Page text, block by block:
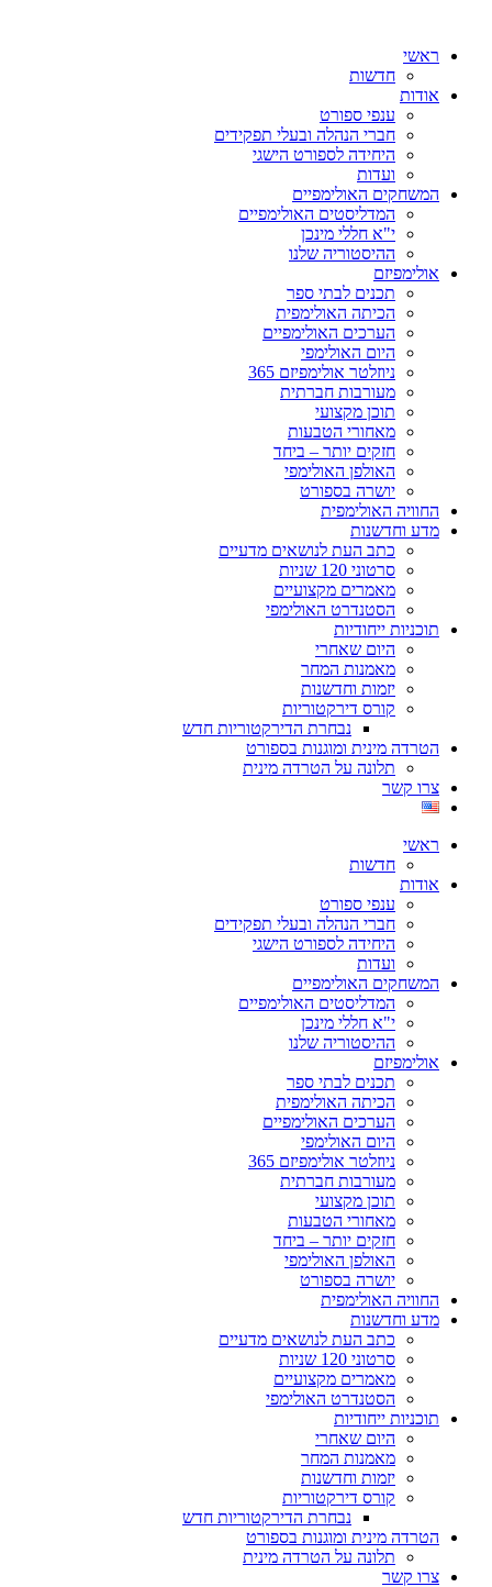
ראשי
חדשות
אודות
ענפי ספורט
חברי הנהלה ובעלי תפקידים
היחידה לספורט הישגי
ועדות
המשחקים האולימפיים
המדליסטים האולימפיים
י"א חללי מינכן
ההיסטוריה שלנו
אולימפיזם
תכנים לבתי ספר
הכיתה האולימפית
הערכים האולימפיים
היום האולימפי
ניוזלטר אולימפיזם 365
מעורבות חברתית
תוכן מקצועי
מאחורי הטבעות
חזקים יותר – ביחד
האולפן האולימפי
יושרה בספורט
החוויה האולימפית
מדע וחדשנות
כתב העת לנושאים מדעיים
סרטוני 120 שניות
מאמרים מקצועיים
הסטנדרט האולימפי
תוכניות ייחודיות
היום שאחרי
מאמנות המחר
יזמות וחדשנות
קורס דירקטוריות
נבחרת הדירקטוריות חדש
הטרדה מינית ומוגנות בספורט
תלונה על הטרדה מינית
צרו קשר
ראשי
חדשות
אודות
ענפי ספורט
חברי הנהלה ובעלי תפקידים
היחידה לספורט הישגי
ועדות
המשחקים האולימפיים
המדליסטים האולימפיים
י"א חללי מינכן
ההיסטוריה שלנו
אולימפיזם
תכנים לבתי ספר
הכיתה האולימפית
הערכים האולימפיים
היום האולימפי
ניוזלטר אולימפיזם 365
מעורבות חברתית
תוכן מקצועי
מאחורי הטבעות
חזקים יותר – ביחד
האולפן האולימפי
יושרה בספורט
החוויה האולימפית
מדע וחדשנות
כתב העת לנושאים מדעיים
סרטוני 120 שניות
מאמרים מקצועיים
הסטנדרט האולימפי
תוכניות ייחודיות
היום שאחרי
מאמנות המחר
יזמות וחדשנות
קורס דירקטוריות
נבחרת הדירקטוריות חדש
הטרדה מינית ומוגנות בספורט
תלונה על הטרדה מינית
צרו קשר